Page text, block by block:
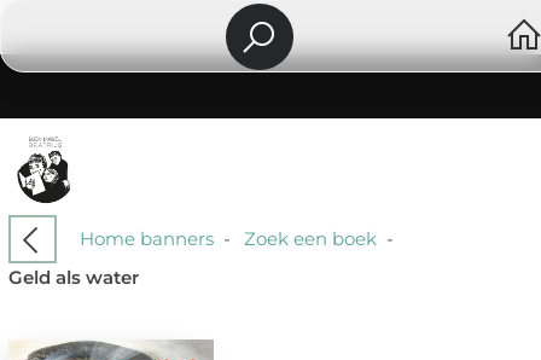
Home banners- Zoek een boek-
Geld als water